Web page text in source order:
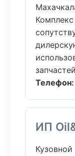
Телефон:
ИП